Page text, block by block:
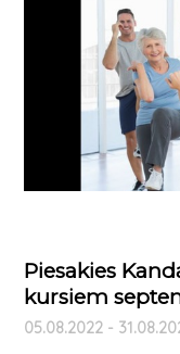
Piesakies
kursiem
05.08.2022 -